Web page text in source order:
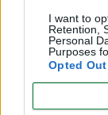
I want to
Retention,
Personal
Purposes
Opted Out